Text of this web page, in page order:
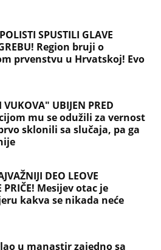
SPUSTILI GLAVE
Region bruji o
prvenstvu u Hrvatskoj! Evo
UBIJEN PRED
mu se odužili za vernost
sklonili sa slučaja, pa ga
DEO LEOVE
PRIČE! Mesijev otac je
kakva se nikada neće
u manastir zajedno sa